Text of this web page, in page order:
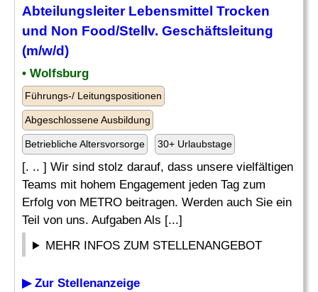
Abteilungsleiter Lebensmittel Trocken
und Non Food/Stellv. Geschäftsleitung
(m/w/d)
• Wolfsburg
Führungs-/ Leitungspositionen
Abgeschlossene Ausbildung
Betriebliche Altersvorsorge 30+ Urlaubstage
[. .. ] Wir sind stolz darauf, dass unsere vielfältigen
Teams mit hohem Engagement jeden Tag zum
Erfolg von METRO beitragen. Werden auch Sie ein
Teil von uns. Aufgaben Als [...]
MEHR INFOS ZUM STELLENANGEBOT
▶ Zur Stellenanzeige